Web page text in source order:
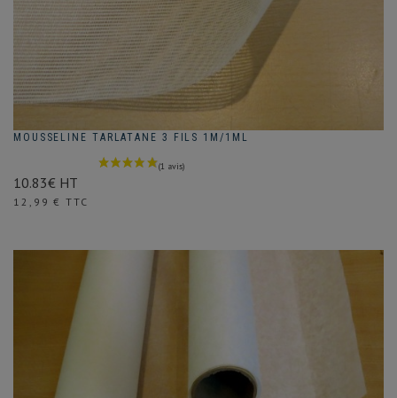
MOUSSELINE TARLATANE 3 FILS 1M/1ML
10.83€ HT
Prix
12,99 € TTC